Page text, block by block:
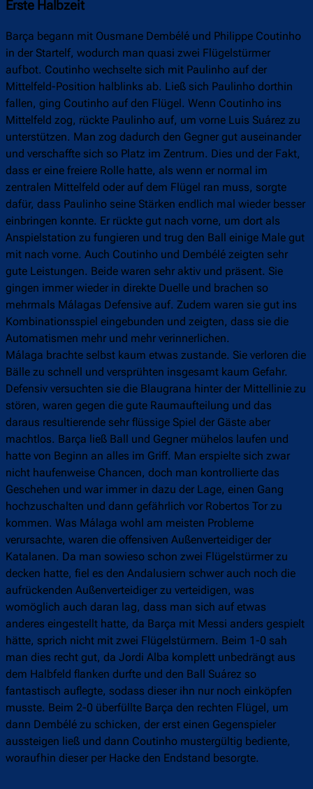
Erste Halbzeit
Barça begann mit Ousmane Dembélé und Philippe Coutinho
in der Startelf, wodurch man quasi zwei Flügelstürmer
aufbot. Coutinho wechselte sich mit Paulinho auf der
Mittelfeld-Position halblinks ab. Ließ sich Paulinho dorthin
fallen, ging Coutinho auf den Flügel. Wenn Coutinho ins
Mittelfeld zog, rückte Paulinho auf, um vorne Luis Suárez zu
unterstützen. Man zog dadurch den Gegner gut auseinander
und verschaffte sich so Platz im Zentrum. Dies und der Fakt,
dass er eine freiere Rolle hatte, als wenn er normal im
zentralen Mittelfeld oder auf dem Flügel ran muss, sorgte
dafür, dass Paulinho seine Stärken endlich mal wieder besser
einbringen konnte. Er rückte gut nach vorne, um dort als
Anspielstation zu fungieren und trug den Ball einige Male gut
mit nach vorne. Auch Coutinho und Dembélé zeigten sehr
gute Leistungen. Beide waren sehr aktiv und präsent. Sie
gingen immer wieder in direkte Duelle und brachen so
mehrmals Málagas Defensive auf. Zudem waren sie gut ins
Kombinationsspiel eingebunden und zeigten, dass sie die
Automatismen mehr und mehr verinnerlichen.
Málaga brachte selbst kaum etwas zustande. Sie verloren die
Bälle zu schnell und versprühten insgesamt kaum Gefahr.
Defensiv versuchten sie die Blaugrana hinter der Mittellinie zu
stören, waren gegen die gute Raumaufteilung und das
daraus resultierende sehr flüssige Spiel der Gäste aber
machtlos. Barça ließ Ball und Gegner mühelos laufen und
hatte von Beginn an alles im Griff. Man erspielte sich zwar
nicht haufenweise Chancen, doch man kontrollierte das
Geschehen und war immer in dazu der Lage, einen Gang
hochzuschalten und dann gefährlich vor Robertos Tor zu
kommen. Was Málaga wohl am meisten Probleme
verursachte, waren die offensiven Außenverteidiger der
Katalanen. Da man sowieso schon zwei Flügelstürmer zu
decken hatte, fiel es den Andalusiern schwer auch noch die
aufrückenden Außenverteidiger zu verteidigen, was
womöglich auch daran lag, dass man sich auf etwas
anderes eingestellt hatte, da Barça mit Messi anders gespielt
hätte, sprich nicht mit zwei Flügelstürmern. Beim 1-0 sah
man dies recht gut, da Jordi Alba komplett unbedrängt aus
dem Halbfeld flanken durfte und den Ball Suárez so
fantastisch auflegte, sodass dieser ihn nur noch einköpfen
musste. Beim 2-0 überfüllte Barça den rechten Flügel, um
dann Dembélé zu schicken, der erst einen Gegenspieler
aussteigen ließ und dann Coutinho mustergültig bediente,
woraufhin dieser per Hacke den Endstand besorgte.